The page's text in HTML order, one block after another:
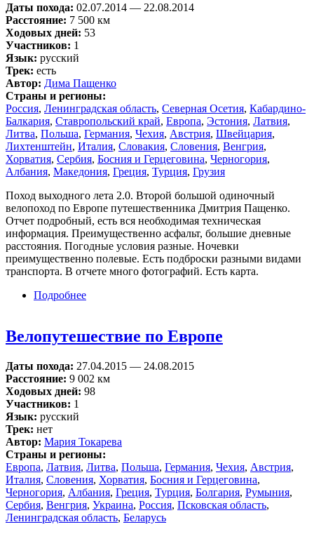
Даты похода: 02.07.2014 — 22.08.2014
Расстояние: 7 500 км
Ходовых дней: 53
Участников: 1
Язык: русский
Трек: есть
Автор: Дима Пащенко
Страны и регионы:
Россия, Ленинградская область, Северная Осетия, Кабардино-
Балкария, Ставропольский край, Европа, Эстония, Латвия,
Литва, Польша, Германия, Чехия, Австрия, Швейцария,
Лихтенштейн, Италия, Словакия, Словения, Венгрия,
Хорватия, Сербия, Босния и Герцеговина, Черногория,
Албания, Македония, Греция, Турция, Грузия
Поход выходного лета 2.0. Второй большой одиночный
велопоход по Европе путешественника Дмитрия Пащенко.
Отчет подробный, есть вся необходимая техническая
информация. Преимущественно асфальт, большие дневные
расстояния. Погодные условия разные. Ночевки
преимущественно полевые. Есть подброски разными видами
транспорта. В отчете много фотографий. Есть карта.
Подробнее
Велопутешествие по Европе
Даты похода: 27.04.2015 — 24.08.2015
Расстояние: 9 002 км
Ходовых дней: 98
Участников: 1
Язык: русский
Трек: нет
Автор: Мария Токарева
Страны и регионы:
Европа, Латвия, Литва, Польша, Германия, Чехия, Австрия,
Италия, Словения, Хорватия, Босния и Герцеговина,
Черногория, Албания, Греция, Турция, Болгария, Румыния,
Сербия, Венгрия, Украина, Россия, Псковская область,
Ленинградская область, Беларусь